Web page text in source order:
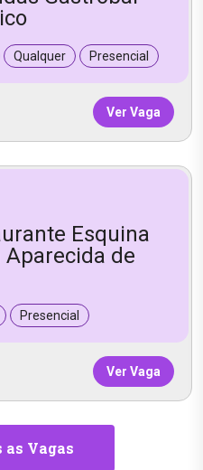
Qualquer Presencial
Ver Vaga
Esquina
Aparecida de
Presencial
Ver Vaga
as Vagas